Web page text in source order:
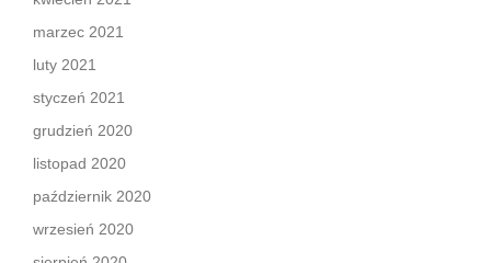
marzec 2021
luty 2021
styczeń 2021
grudzień 2020
listopad 2020
październik 2020
wrzesień 2020